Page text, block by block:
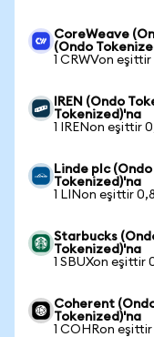
CoreWeave
(Ondo
1 CRWVon
IREN (Ondo
Tokenized)'na
1 IRENon eşittir
Linde plc
Tokenized)'na
1 LINon eşittir
Starbucks
Tokenized)'na
1 SBUXon eşittir
Coherent
Tokenized)'na
1 COHRon